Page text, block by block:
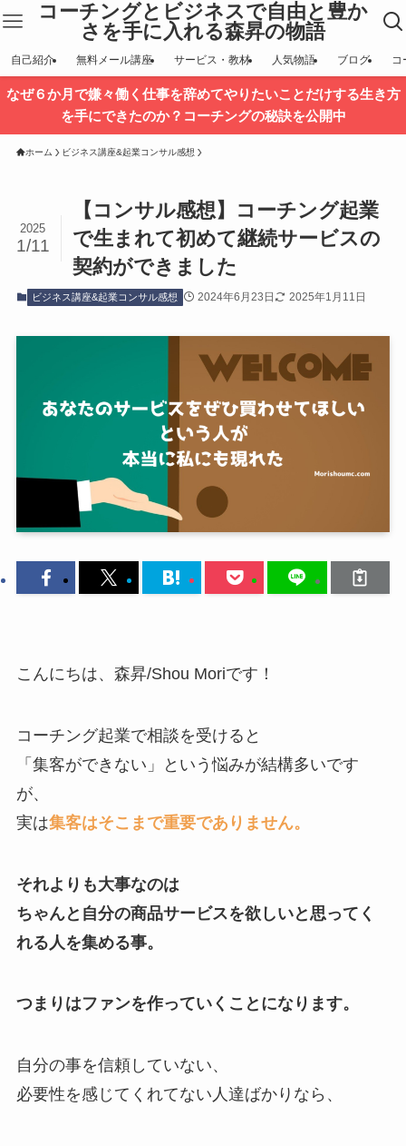
コーチングとビジネスで自由と豊か
さを手に入れる森昇の物語
自己紹介 無料メール講座 サービス・教材 人気物語 ブログ コ
なぜ６か月で嫌々働く仕事を辞めてやりたいことだけする生き方
を手にできたのか？コーチングの秘訣を公開中
ホーム ビジネス講座&起業コンサル感想
【コンサル感想】コーチング起業
で生まれて初めて継続サービスの
契約ができました
2025
1/11
ビジネス講座&起業コンサル感想 2024年6月23日 2025年1月11日
こんにちは、森昇/Shou Moriです！
コーチング起業で相談を受けると
「集客ができない」という悩みが結構多いです
が、
実は集客はそこまで重要でありません。
それよりも大事なのは
ちゃんと自分の商品サービスを欲しいと思ってく
れる人を集める事。
つまりはファンを作っていくことになります。
自分の事を信頼していない、
必要性を感じてくれてない人達ばかりなら、